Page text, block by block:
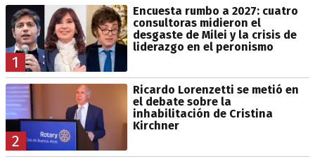
1
Encuesta rumbo a 2027: cuatro
consultoras midieron el
desgaste de Milei y la crisis de
liderazgo en el peronismo
2
Ricardo Lorenzetti se metió en
el debate sobre la
inhabilitación de Cristina
Kirchner